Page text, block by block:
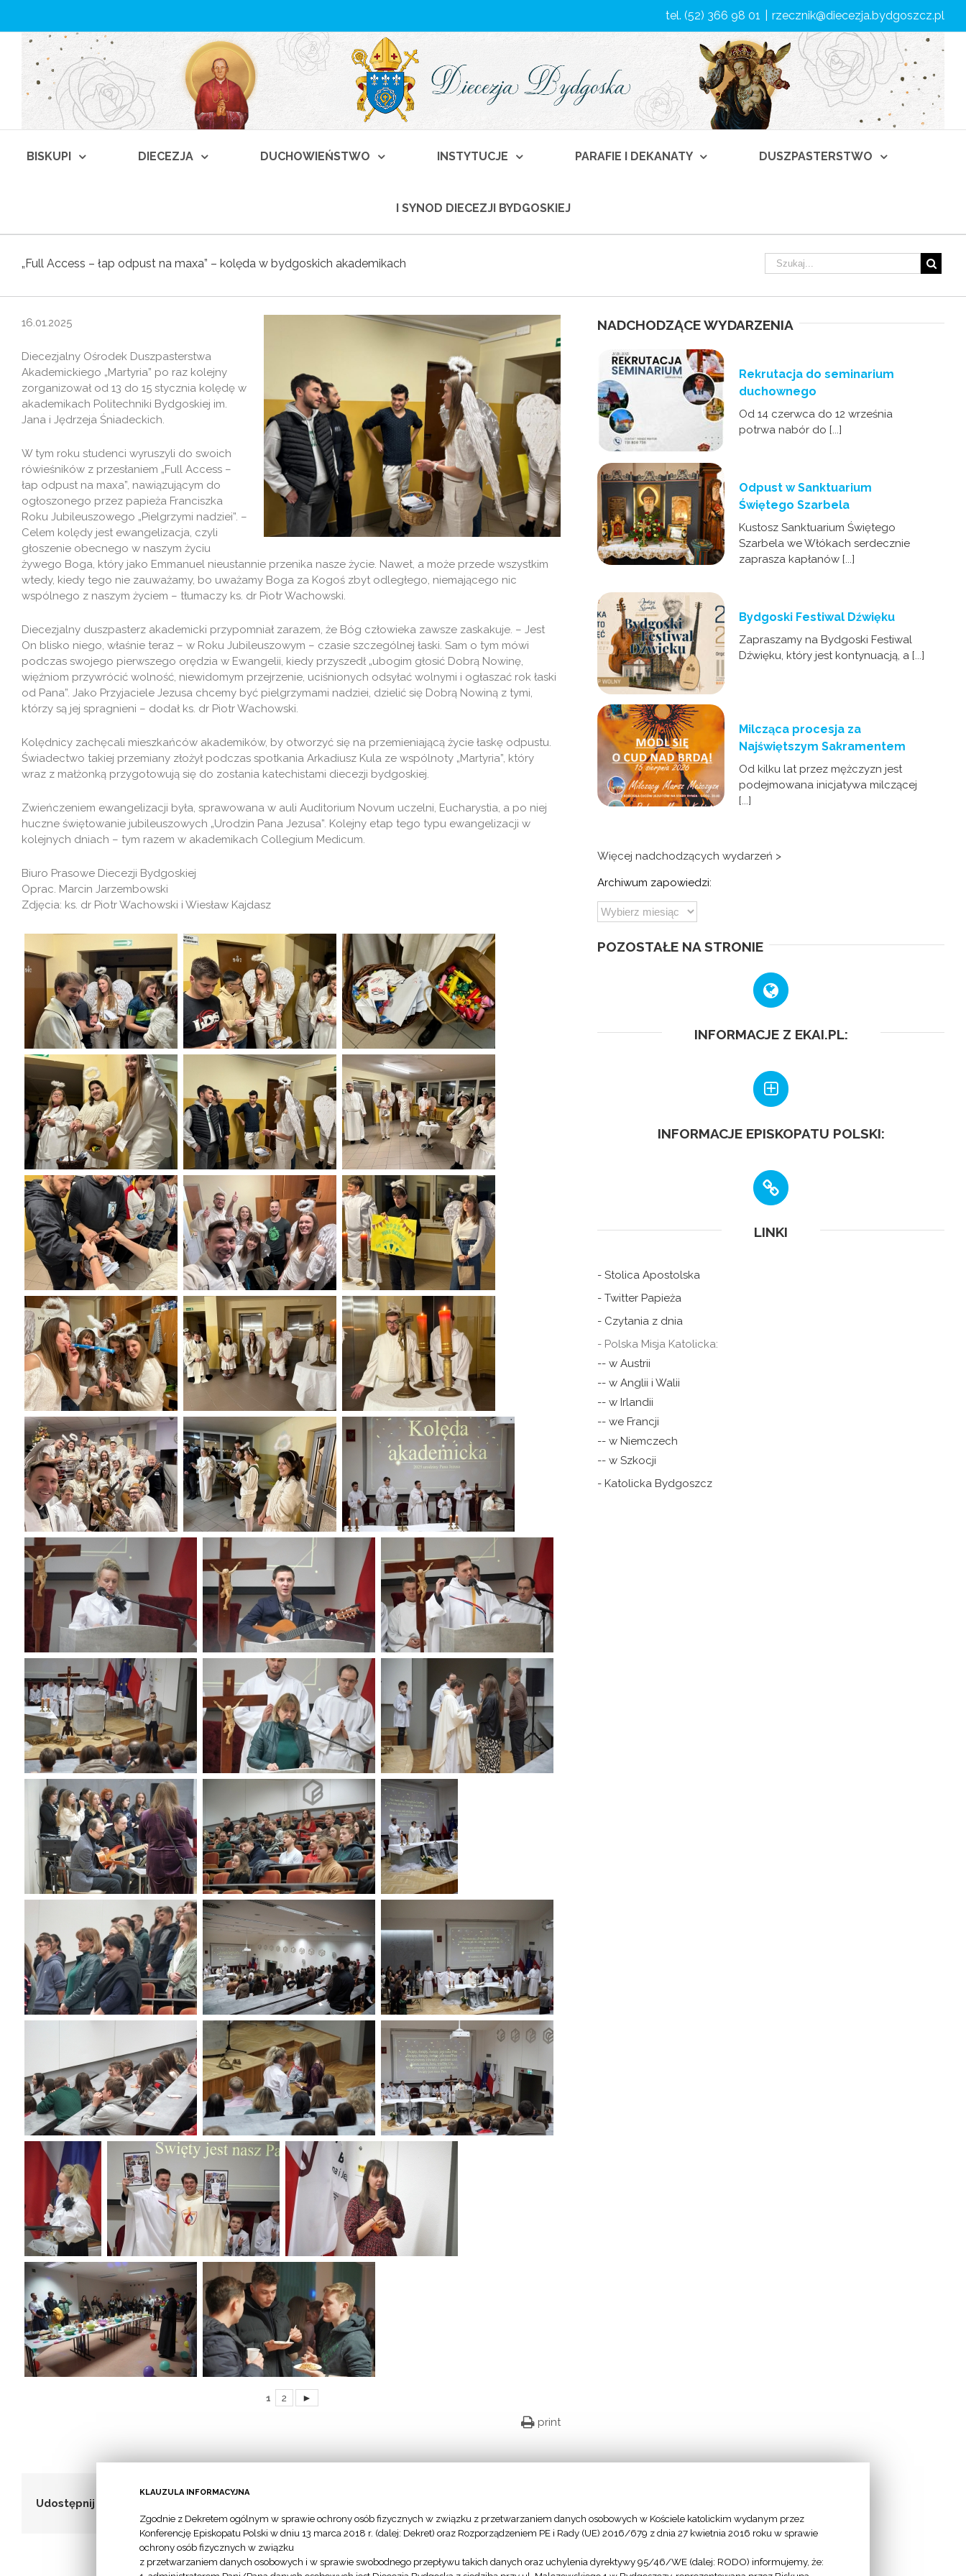
tel. (52) 366 98 01 rzecznik@diecezja.bydgoszcz.pl
BISKUPI DIECEZJA DUCHOWIEŃSTWO INSTYTUCJE PARAFIE I DEKANATY DUSZPASTERSTWO
I SYNOD DIECEZJI BYDGOSKIEJ
„Full Access – łap odpust na maxa” – kolęda w bydgoskich akademikach
16.01.2025
Diecezjalny Ośrodek Duszpasterstwa
Akademickiego „Martyria” po raz kolejny
zorganizował od 13 do 15 stycznia kolędę w
akademikach Politechniki Bydgoskiej im.
Jana i Jędrzeja Śniadeckich.
W tym roku studenci wyruszyli do swoich
rówieśników z przesłaniem „Full Access –
łap odpust na maxa”, nawiązującym do
ogłoszonego przez papieża Franciszka
Roku Jubileuszowego „Pielgrzymi nadziei”. –
Celem kolędy jest ewangelizacja, czyli
głoszenie obecnego w naszym życiu
żywego Boga, który jako Emmanuel nieustannie przenika nasze życie. Nawet, a może przede wszystkim
wtedy, kiedy tego nie zauważamy, bo uważamy Boga za Kogoś zbyt odległego, niemającego nic
wspólnego z naszym życiem – tłumaczy ks. dr Piotr Wachowski.
Diecezjalny duszpasterz akademicki przypomniał zarazem, że Bóg człowieka zawsze zaskakuje. – Jest
On blisko niego, właśnie teraz – w Roku Jubileuszowym – czasie szczególnej łaski. Sam o tym mówi
podczas swojego pierwszego orędzia w Ewangelii, kiedy przyszedł „ubogim głosić Dobrą Nowinę,
więźniom przywrócić wolność, niewidomym przejrzenie, uciśnionych odsyłać wolnymi i ogłaszać rok łaski
od Pana”. Jako Przyjaciele Jezusa chcemy być pielgrzymami nadziei, dzielić się Dobrą Nowiną z tymi,
którzy są jej spragnieni – dodał ks. dr Piotr Wachowski.
Kolędnicy zachęcali mieszkańców akademików, by otworzyć się na przemieniającą życie łaskę odpustu.
Świadectwo takiej przemiany złożył podczas spotkania Arkadiusz Kula ze wspólnoty „Martyria”, który
wraz z małżonką przygotowują się do zostania katechistami diecezji bydgoskiej.
Zwieńczeniem ewangelizacji była, sprawowana w auli Auditorium Novum uczelni, Eucharystia, a po niej
huczne świętowanie jubileuszowych „Urodzin Pana Jezusa”. Kolejny etap tego typu ewangelizacji w
kolejnych dniach – tym razem w akademikach Collegium Medicum.
Biuro Prasowe Diecezji Bydgoskiej
Oprac. Marcin Jarzembowski
Zdjęcia: ks. dr Piotr Wachowski i Wiesław Kajdasz
1 2 ►
print
Udostępnij to!
NADCHODZĄCE WYDARZENIA
Rekrutacja do seminarium
duchownego
Od 14 czerwca do 12 września
potrwa nabór do [...]
Odpust w Sanktuarium
Świętego Szarbela
Kustosz Sanktuarium Świętego
Szarbela we Włókach serdecznie
zaprasza kapłanów [...]
Bydgoski Festiwal Dźwięku
Zapraszamy na Bydgoski Festiwal
Dźwięku, który jest kontynuacją, a [...]
Milcząca procesja za
Najświętszym Sakramentem
Od kilku lat przez mężczyzn jest
podejmowana inicjatywa milczącej
[...]
Więcej nadchodzących wydarzeń >
Archiwum zapowiedzi:
POZOSTAŁE NA STRONIE
INFORMACJE Z EKAI.PL:
INFORMACJE EPISKOPATU POLSKI:
LINKI
- Stolica Apostolska
- Twitter Papieża
- Czytania z dnia
- Polska Misja Katolicka:
-- w Austrii
-- w Anglii i Walii
-- w Irlandii
-- we Francji
-- w Niemczech
-- w Szkocji
- Katolicka Bydgoszcz
KLAUZULA INFORMACYJNA
Zgodnie z Dekretem ogólnym w sprawie ochrony osób fizycznych w związku z przetwarzaniem danych osobowych w Kościele katolickim wydanym przez
Konferencję Episkopatu Polski w dniu 13 marca 2018 r. (dalej: Dekret) oraz Rozporządzeniem PE i Rady (UE) 2016/679 z dnia 27 kwietnia 2016 roku w sprawie
ochrony osób fizycznych w związku
z przetwarzaniem danych osobowych i w sprawie swobodnego przepływu takich danych oraz uchylenia dyrektywy 95/46/WE (dalej: RODO) informujemy, że: